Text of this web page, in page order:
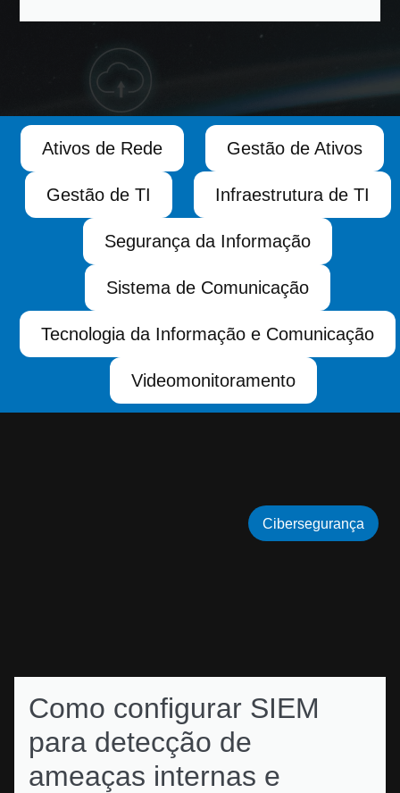
Ativos de Rede Gestão de Ativos
Gestão de TI Infraestrutura de TI
Segurança da Informação
Sistema de Comunicação
Tecnologia da Informação e Comunicação
Videomonitoramento
Como configurar SIEM
para detecção de
ameaças internas e
Cibersegurança